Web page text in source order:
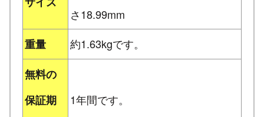
さ18.99mm
重量
約1.63kgです。
無料の
保証期
1年間です。